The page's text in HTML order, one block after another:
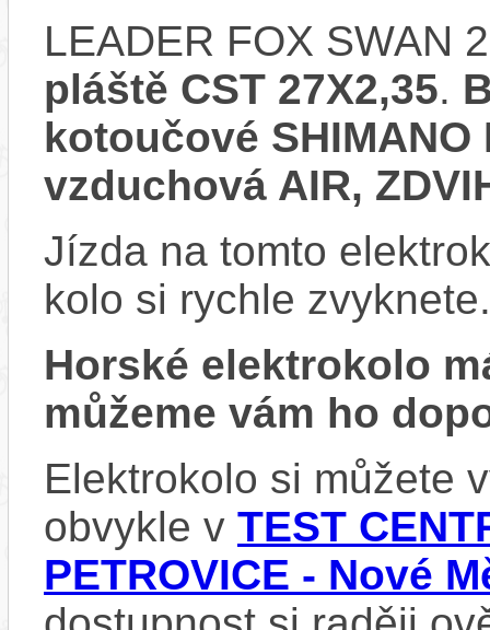
LEADER FOX SWAN
pláště CST 27X2,35.
kotoučové SHIMANO
vzduchová AIR,
Jízda na tomto
kolo si rychle zvyknete.
Horské elektrokolo
můžeme vám ho
Elektrokolo si můžete
obvykle v TEST
PETROVICE - Nové